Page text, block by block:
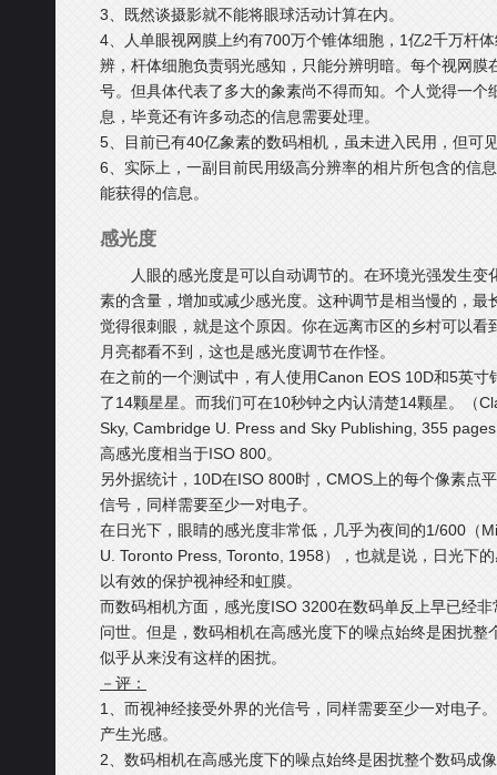
3、既然谈摄影就不能将眼球活动计算在内。
4、人单眼视网膜上约有700万个锥体细胞，1亿2千万杆
辨，杆体细胞负责弱光感知，只能分辨明暗。每个视网
号。但具体代表了多大的象素尚不得而知。个人觉得一
息，毕竟还有许多动态的信息需要处理。
5、目前已有40亿象素的数码相机，虽未进入民用，但可
6、实际上，一副目前民用级高分辨率的相片所包含的信
能获得的信息。
感光度
人眼的感光度是可以自动调节的。在环境光强发生
素的含量，增加或减少感光度。这种调节是相当慢的，
觉得很刺眼，就是这个原因。你在远离市区的乡村可以
月亮都看不到，这也是感光度调节在作怪。
在之前的一个测试中，有人使用Canon EOS 10D和5英
了14颗星星。而我们可在10秒钟之内认清楚14颗星。（
Sky, Cambridge U. Press and Sky Publishing, 355
高感光度相当于ISO 800。
另外据统计，10D在ISO 800时，CMOS上的每个像素点
信号，同样需要至少一对电子。
在日光下，眼睛的感光度非常低，几乎为夜间的1/600（
U. Toronto Press, Toronto, 1958），也就是说，日光下
以有效的保护视神经和虹膜。
而数码相机方面，感光度ISO 3200在数码单反上早已经
问世。但是，数码相机在高感光度下的噪点始终是困扰
似乎从来没有这样的困扰。
－评：
1、而视神经接受外界的光信号，同样需要至少一对电子
产生光感。
2、数码相机在高感光度下的噪点始终是困扰整个数码成